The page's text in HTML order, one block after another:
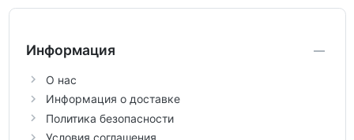
Информация
О нас
Информация о доставке
Политика безопасности